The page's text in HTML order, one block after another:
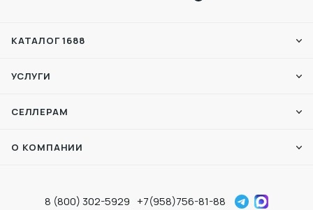
КАТАЛОГ 1688
УСЛУГИ
СЕЛЛЕРАМ
О КОМПАНИИ
8 (800) 302-5929 +7(958)756-81-88